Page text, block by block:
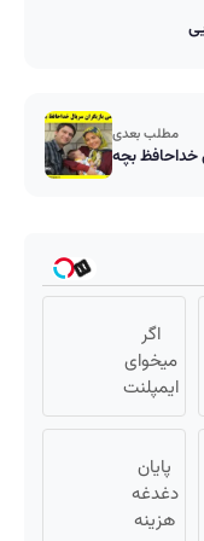
مطلب بعدی
خداحافظ بچه
اگر
میخوای
ایمپلنت
کنی
وقتشه
| فقط با
۲۵
پایان
دغدغه
هزینه